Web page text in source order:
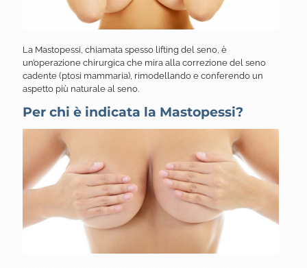
La Mastopessi, chiamata spesso lifting del seno, è
un’operazione chirurgica che mira alla correzione del seno
cadente (ptosi mammaria), rimodellando e conferendo un
aspetto più naturale al seno.
Per chi è indicata la Mastopessi?